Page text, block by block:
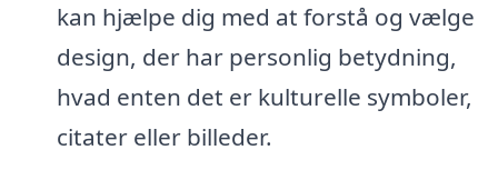
kan hjælpe dig med at forstå og vælge
design, der har personlig betydning,
hvad enten det er kulturelle symboler,
citater eller billeder.